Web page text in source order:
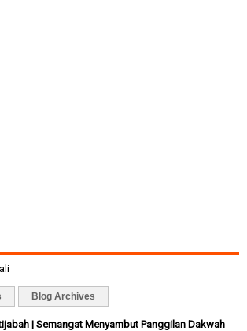
Blog Archives
| Semangat Menyambut Panggilan Dakwah